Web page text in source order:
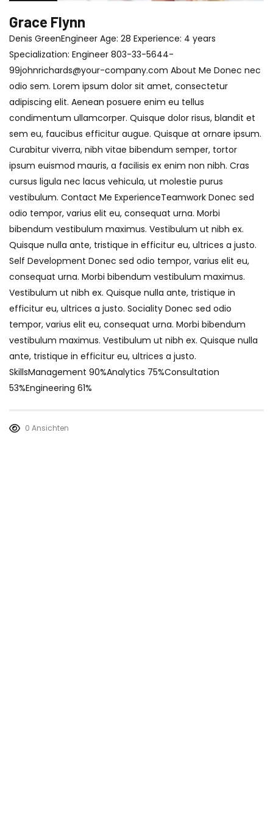
Grace Flynn
Denis GreenEngineer Age: 28 Experience: 4 years
Specialization: Engineer 803-33-5644-
99johnrichards@your-company.com About Me Donec nec
odio sem. Lorem ipsum dolor sit amet, consectetur
adipiscing elit. Aenean posuere enim eu tellus
condimentum ullamcorper. Quisque dolor risus, blandit et
sem eu, faucibus efficitur augue. Quisque at ornare ipsum.
Curabitur viverra, nibh vitae bibendum semper, tortor
ipsum euismod mauris, a facilisis ex enim non nibh. Cras
cursus ligula nec lacus vehicula, ut molestie purus
vestibulum. Contact Me ExperienceTeamwork Donec sed
odio tempor, varius elit eu, consequat urna. Morbi
bibendum vestibulum maximus. Vestibulum ut nibh ex.
Quisque nulla ante, tristique in efficitur eu, ultrices a justo.
Self Development Donec sed odio tempor, varius elit eu,
consequat urna. Morbi bibendum vestibulum maximus.
Vestibulum ut nibh ex. Quisque nulla ante, tristique in
efficitur eu, ultrices a justo. Sociality Donec sed odio
tempor, varius elit eu, consequat urna. Morbi bibendum
vestibulum maximus. Vestibulum ut nibh ex. Quisque nulla
ante, tristique in efficitur eu, ultrices a justo.
SkillsManagement 90%Analytics 75%Consultation
53%Engineering 61%
0 Ansichten